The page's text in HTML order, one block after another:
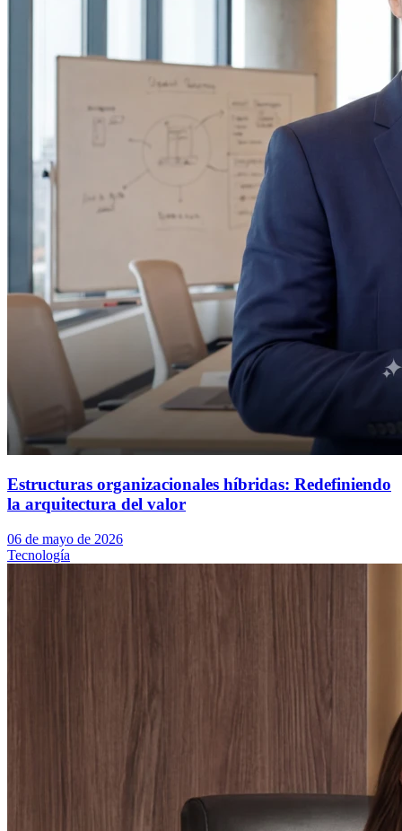
Estructuras organizacionales híbridas: Redefiniendo
la arquitectura del valor
06 de mayo de 2026
Tecnología